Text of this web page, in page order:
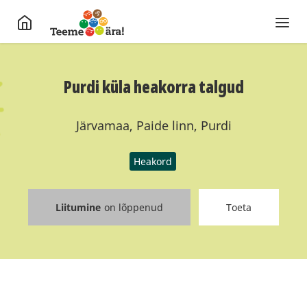
Purdi küla heakorra talgud
Järvamaa, Paide linn, Purdi
Heakord
Liitumine on lõppenud Toeta